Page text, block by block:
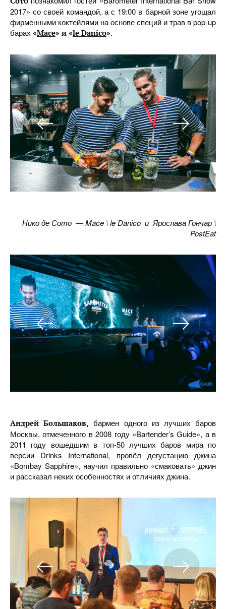
2017» со своей командой, а с 19:00 в барной зоне угощал
фирменными коктейлями на основе специй и трав в pop-up
барах «Mace» и «le Danico».
Нико де Сото — Mace \ le Danico и Ярослава Гончар \
PostEat
Андрей Большаков, бармен одного из лучших баров
Москвы, отмеченного в 2008 году «Bartender’s Guide», а в
2011 году вошедшим в топ-50 лучших баров мира по
версии Drinks International, провёл дегустацию джина
«Bombay Sapphire», научил правильно «смаковать» джин
и рассказал неких особенностях и отличиях джина.